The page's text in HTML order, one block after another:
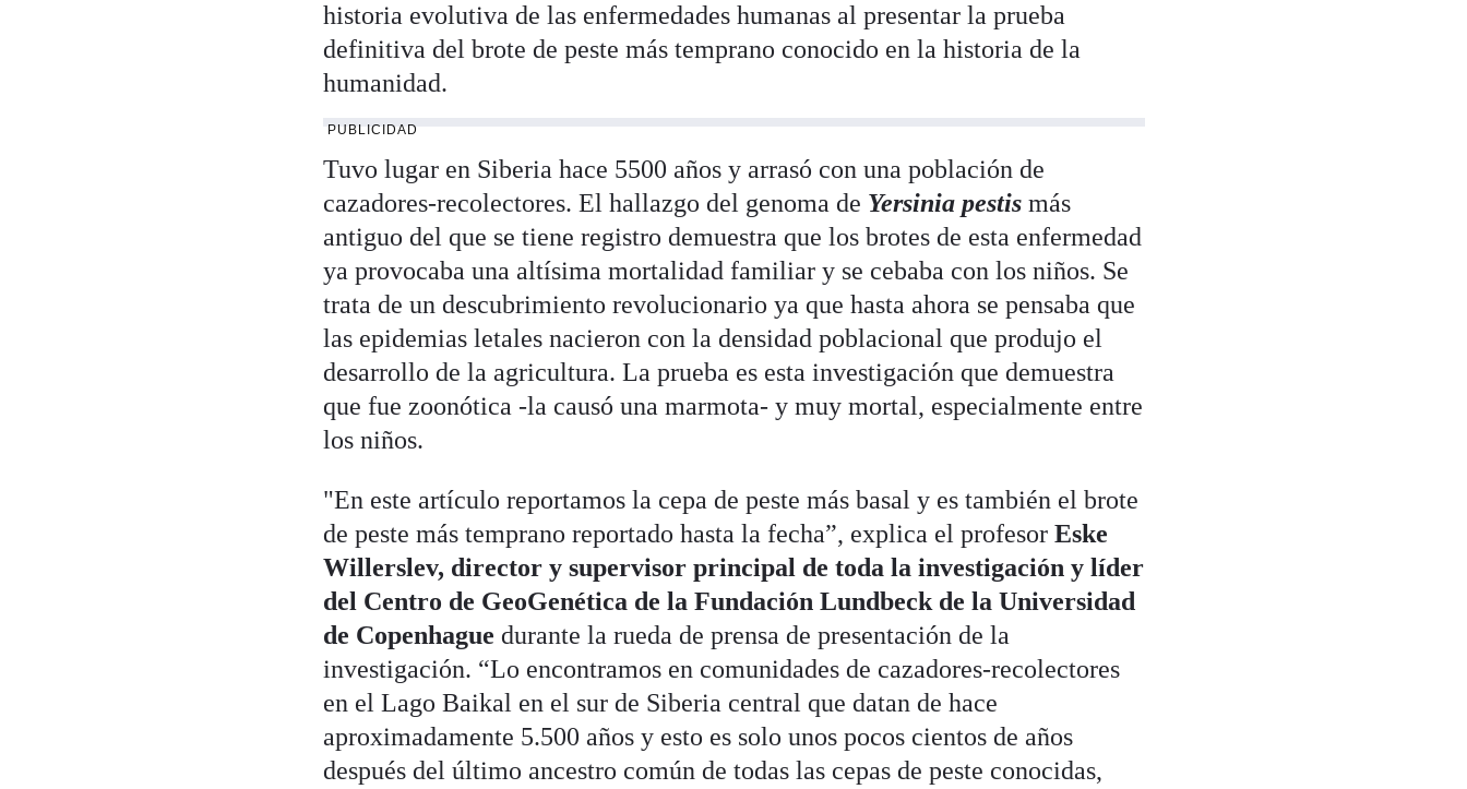
historia evolutiva de las enfermedades humanas al presentar la prueba
definitiva del brote de peste más temprano conocido en la historia de la
humanidad.
PUBLICIDAD
Tuvo lugar en Siberia hace 5500 años y arrasó con una población de
cazadores-recolectores. El hallazgo del genoma de Yersinia pestis más
antiguo del que se tiene registro demuestra que los brotes de esta enfermedad
ya provocaba una altísima mortalidad familiar y se cebaba con los niños. Se
trata de un descubrimiento revolucionario ya que hasta ahora se pensaba que
las epidemias letales nacieron con la densidad poblacional que produjo el
desarrollo de la agricultura. La prueba es esta investigación que demuestra
que fue zoonótica -la causó una marmota- y muy mortal, especialmente entre
los niños.
"En este artículo reportamos la cepa de peste más basal y es también el brote
de peste más temprano reportado hasta la fecha”, explica el profesor Eske
Willerslev, director y supervisor principal de toda la investigación y líder
del Centro de GeoGenética de la Fundación Lundbeck de la Universidad
de Copenhague durante la rueda de prensa de presentación de la
investigación. “Lo encontramos en comunidades de cazadores-recolectores
en el Lago Baikal en el sur de Siberia central que datan de hace
aproximadamente 5.500 años y esto es solo unos pocos cientos de años
después del último ancestro común de todas las cepas de peste conocidas,